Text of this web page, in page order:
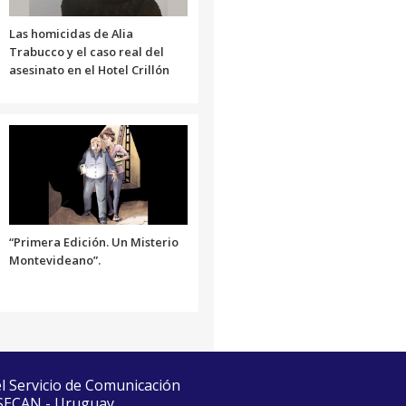
Las homicidas de Alia
Trabucco y el caso real del
asesinato en el Hotel Crillón
“Primera Edición. Un Misterio
Montevideano”.
de Comunicación